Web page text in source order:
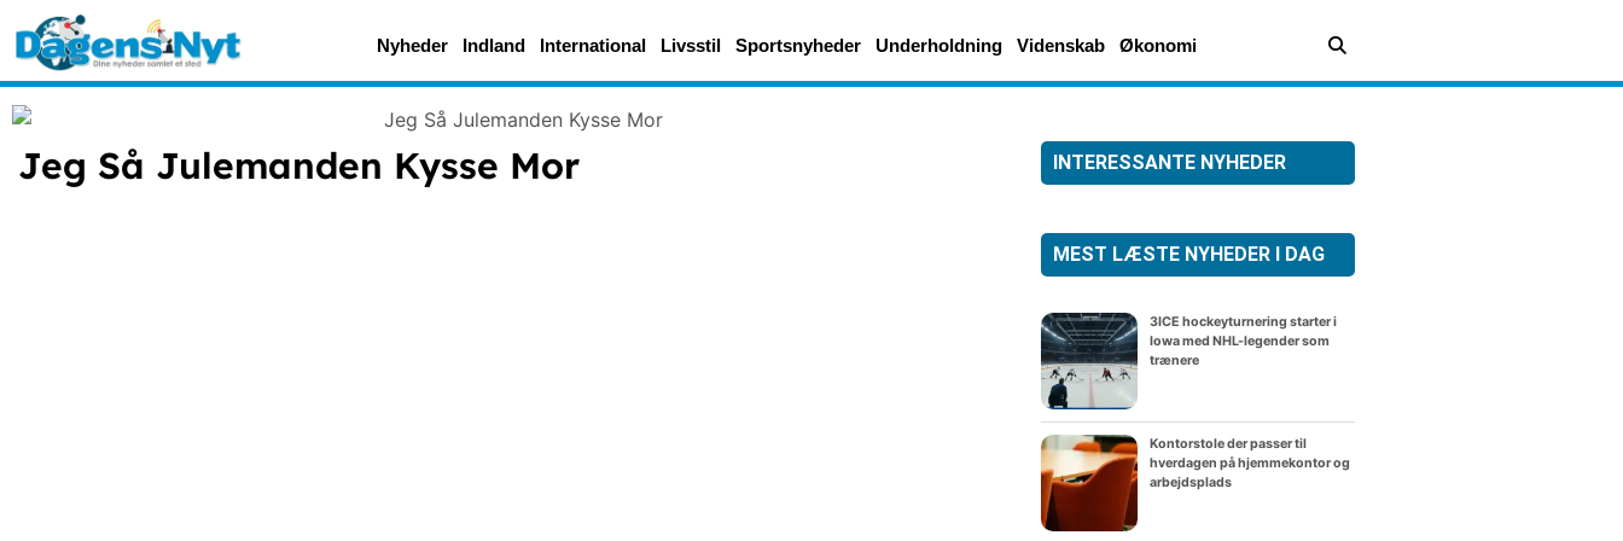
Nyheder Indland International Livsstil Sportsnyheder Underholdning Videnskab Økonomi
Jeg Så Julemanden Kysse Mor INTERESSANTE NYHEDER
MEST LÆSTE NYHEDER I DAG
3ICE hockeyturnering starter i
Iowa med NHL-legender som
trænere
Kontorstole der passer til
hverdagen på hjemmekontor og
arbejdsplads